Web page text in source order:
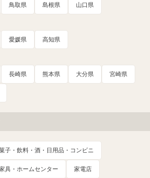
鳥取県 島根県 山口県
愛媛県 高知県
長崎県 熊本県 大分県 宮崎県
子・飲料・酒・日用品・コンビニ
具・ホームセンター 家電店